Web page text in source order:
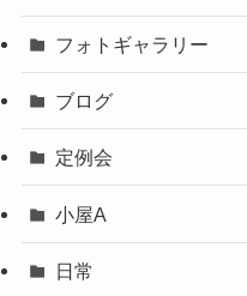
フォトギャラリー
ブログ
定例会
小屋A
日常